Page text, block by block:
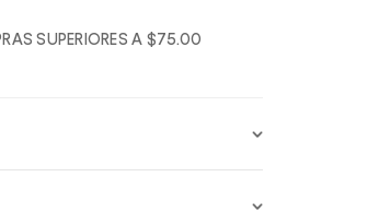
SUPERIORES A $75.00